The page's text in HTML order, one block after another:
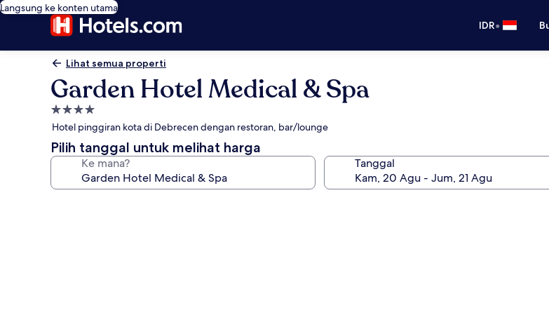
Langsung ke konten utama
IDR•
Lihat semua properti
Garden Hotel Medical & Spa
Properti
bintang
4.0
Hotel pinggiran kota di Debrecen dengan restoran, bar/lounge
Pilih tanggal untuk melihat harga
Ke mana? Tanggal